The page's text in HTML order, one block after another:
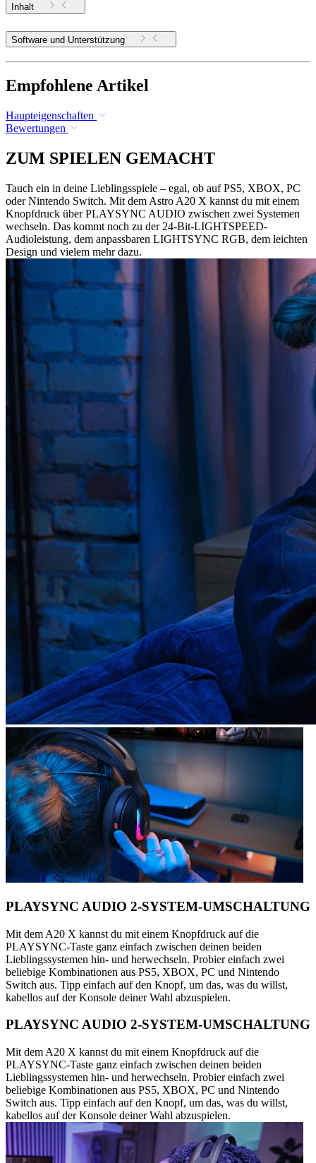
Inhalt
Software und Unterstützung
Empfohlene Artikel
Haupteigenschaften
Bewertungen
ZUM SPIELEN GEMACHT
Tauch ein in deine Lieblingsspiele – egal, ob auf PS5, XBOX, PC
oder Nintendo Switch. Mit dem Astro A20 X kannst du mit einem
Knopfdruck über PLAYSYNC AUDIO zwischen zwei Systemen
wechseln. Das kommt noch zu der 24-Bit-LIGHTSPEED-
Audioleistung, dem anpassbaren LIGHTSYNC RGB, dem leichten
Design und vielem mehr dazu.
PLAYSYNC AUDIO 2-SYSTEM-UMSCHALTUNG
Mit dem A20 X kannst du mit einem Knopfdruck auf die
PLAYSYNC-Taste ganz einfach zwischen deinen beiden
Lieblingssystemen hin- und herwechseln. Probier einfach zwei
beliebige Kombinationen aus PS5, XBOX, PC und Nintendo
Switch aus. Tipp einfach auf den Knopf, um das, was du willst,
kabellos auf der Konsole deiner Wahl abzuspielen.
PLAYSYNC AUDIO 2-SYSTEM-UMSCHALTUNG
Mit dem A20 X kannst du mit einem Knopfdruck auf die
PLAYSYNC-Taste ganz einfach zwischen deinen beiden
Lieblingssystemen hin- und herwechseln. Probier einfach zwei
beliebige Kombinationen aus PS5, XBOX, PC und Nintendo
Switch aus. Tipp einfach auf den Knopf, um das, was du willst,
kabellos auf der Konsole deiner Wahl abzuspielen.